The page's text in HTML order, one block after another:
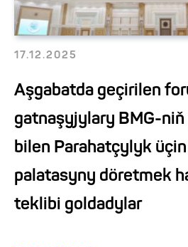
17.12.2025
Aşgabatda geçirilen
gatnaşyjylary BMG-niň
bilen Parahatçylyk
palatasyny döretmek
teklibi goldadylar